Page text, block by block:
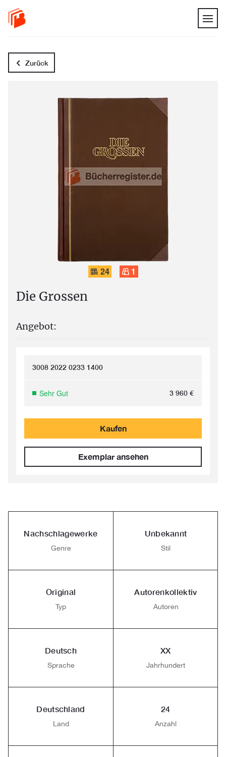
Zurück
24 1
Die Grossen
Angebot:
3008 2022 0233 1400
Sehr Gut 3 960 €
Kaufen
Exemplar ansehen
Nachschlagewerke
Genre
Unbekannt
Stil
Original
Typ
Autorenkollektiv
Autoren
Deutsch
Sprache
XX
Jahrhundert
Deutschland
Land
24
Anzahl